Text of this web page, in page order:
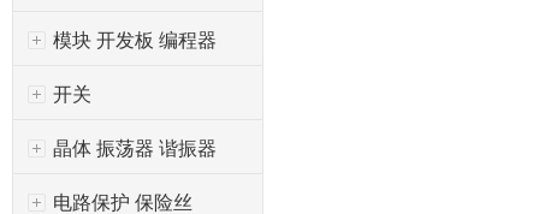
模块 开发板 编程器
开关
晶体 振荡器 谐振器
电路保护 保险丝